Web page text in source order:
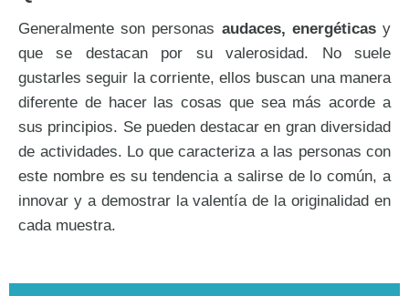
Generalmente son personas audaces, energéticasy
que se destacan por su valerosidad. No suele
gustarles seguir la corriente, ellos buscan una manera
diferente de hacer las cosas que sea más acorde a
sus principios. Se pueden destacar en gran diversidad
de actividades. Lo que caracteriza a las personas con
este nombre es su tendencia a salirse de lo común, a
innovar y a demostrar la valentía de la originalidad en
cada muestra.